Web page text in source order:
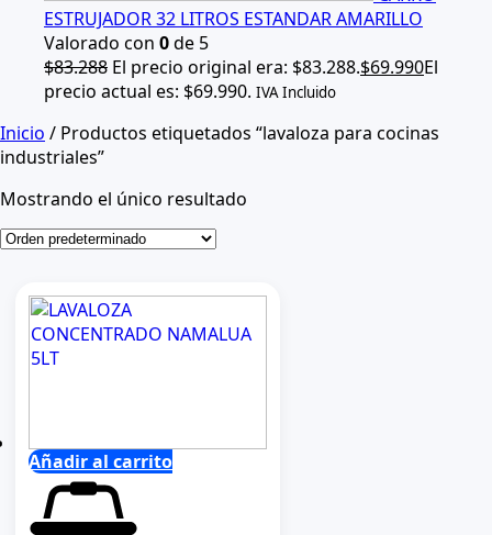
ESTRUJADOR 32 LITROS ESTANDAR AMARILLO
Valorado con 0de 5
$83.288 El precio original era: $83.288.$69.990El
precio actual es: $69.990. IVA Incluido
Inicio / Productos etiquetados “lavaloza para cocinas
industriales”
Mostrando el único resultado
Añadir al carrito